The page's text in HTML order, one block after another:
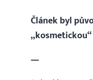
Článek byl
—